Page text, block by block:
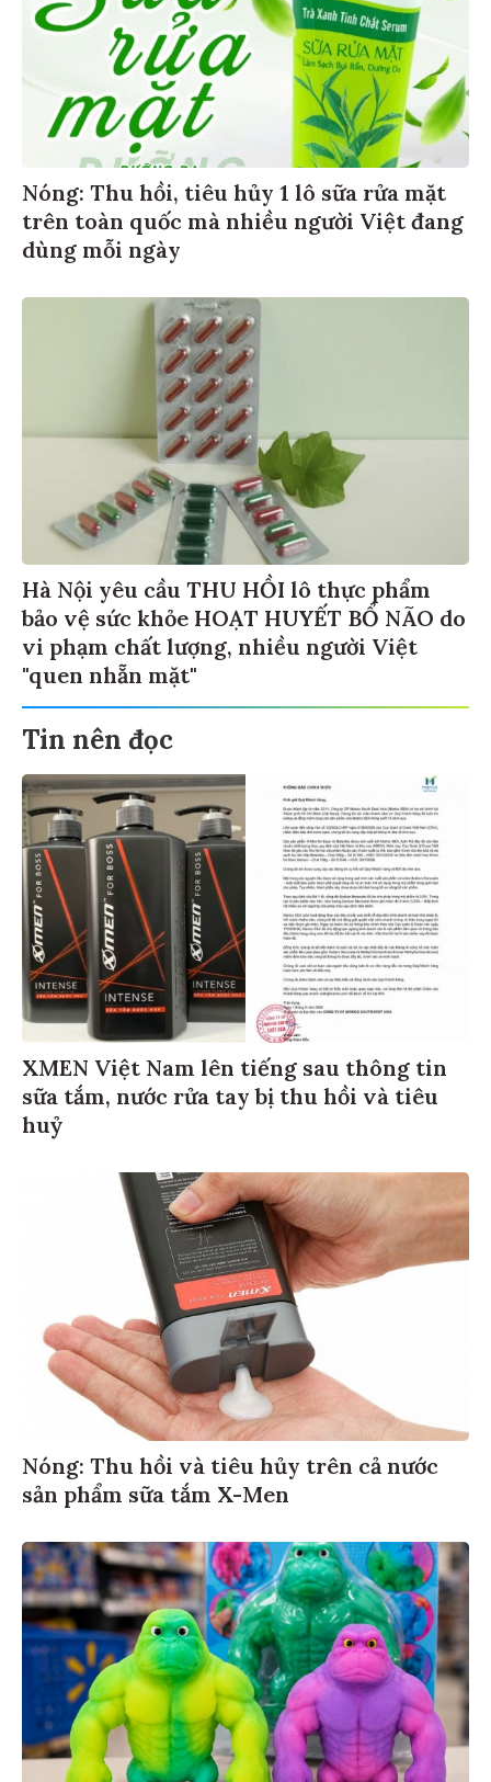
Nóng: Thu hồi, tiêu hủy 1 lô sữa rửa mặt
trên toàn quốc mà nhiều người Việt đang
dùng mỗi ngày
Hà Nội yêu cầu THU HỒI lô thực phẩm
bảo vệ sức khỏe HOẠT HUYẾT BỔ NÃO do
vi phạm chất lượng, nhiều người Việt
"quen nhẵn mặt"
Tin nên đọc
XMEN Việt Nam lên tiếng sau thông tin
sữa tắm, nước rửa tay bị thu hồi và tiêu
huỷ
Nóng: Thu hồi và tiêu hủy trên cả nước
sản phẩm sữa tắm X-Men